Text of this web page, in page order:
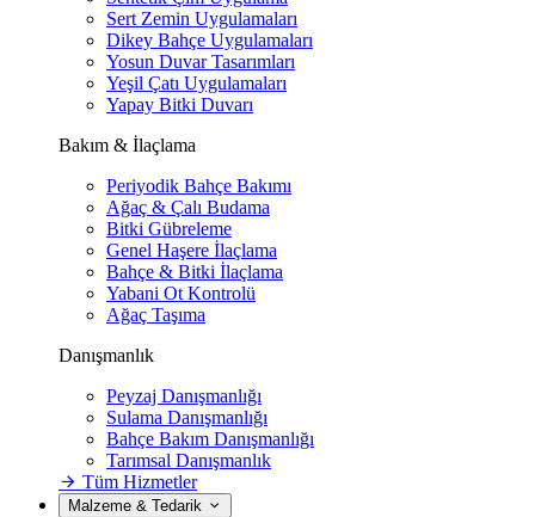
Sert Zemin Uygulamaları
Dikey Bahçe Uygulamaları
Yosun Duvar Tasarımları
Yeşil Çatı Uygulamaları
Yapay Bitki Duvarı
Bakım & İlaçlama
Periyodik Bahçe Bakımı
Ağaç & Çalı Budama
Bitki Gübreleme
Genel Haşere İlaçlama
Bahçe & Bitki İlaçlama
Yabani Ot Kontrolü
Ağaç Taşıma
Danışmanlık
Peyzaj Danışmanlığı
Sulama Danışmanlığı
Bahçe Bakım Danışmanlığı
Tarımsal Danışmanlık
Tüm Hizmetler
Malzeme & Tedarik